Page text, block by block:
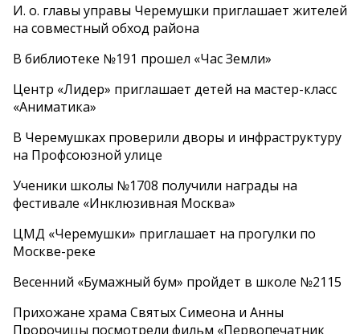
И. о. главы управы Черемушки приглашает жителей
на совместный обход района
В библиотеке №191 прошел «Час Земли»
Центр «Лидер» приглашает детей на мастер-класс
«Аниматика»
В Черемушках проверили дворы и инфраструктуру
на Профсоюзной улице
Ученики школы №1708 получили награды на
фестивале «Инклюзивная Москва»
ЦМД «Черемушки» приглашает на прогулки по
Москве-реке
Весенний «Бумажный бум» пройдет в школе №2115
Прихожане храма Святых Симеона и Анны
Пророчицы посмотрели фильм «Первопечатник